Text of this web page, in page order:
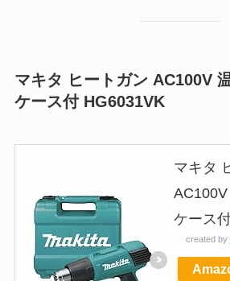
マキタ ヒートガン AC100V
ケース付 HG6031VK
マキタ
ケース
created by